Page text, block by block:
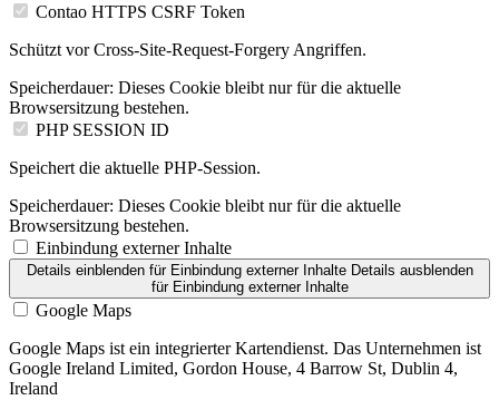
Contao HTTPS CSRF Token
Schützt vor Cross-Site-Request-Forgery Angriffen.
Speicherdauer: Dieses Cookie bleibt nur für die aktuelle
Browsersitzung bestehen.
PHP SESSION ID
Speichert die aktuelle PHP-Session.
Speicherdauer: Dieses Cookie bleibt nur für die aktuelle
Browsersitzung bestehen.
Einbindung externer Inhalte
Details einblendenfür Einbindung externer Inhalte Details ausblenden
für Einbindung externer Inhalte
Google Maps
Google Maps ist ein integrierter Kartendienst. Das Unternehmen ist
Google Ireland Limited, Gordon House, 4 Barrow St, Dublin 4,
Ireland